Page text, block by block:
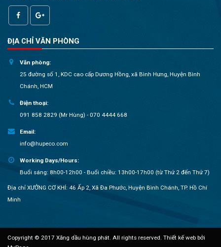
ĐỊA CHỈ VĂN PHÒNG
Văn phòng:
25 đường số 1, KDC cao cấp Dương Hồng, xã Bình Hưng, Huyện Bình
Chánh, HCM
Điện thoại:
091 858 2829 (Mr Hùng) - 070 4444 668
Email:
info@hupeco.com
Working Days/Hours:
Buổi sáng: 8h00-12h00 - Buổi chiều: 13h00-17h00 (từ Thứ 2 đến Thứ 7)
Địa chỉ XƯỞNG CƠ KHÍ: 46 Ấp 2, Xã Đa Phước, Huyện Bình Chánh, TP. Hồ Chí
Minh
Copyright © 2017 Xăng dầu hùng phát. All rights reserved. Thiết kế web bởi